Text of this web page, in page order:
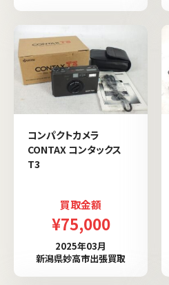
コンパクトカメラ
CONTAX コンタックス
T3
買取金額
¥75,000
2025年03月
新潟県妙高市出張買取